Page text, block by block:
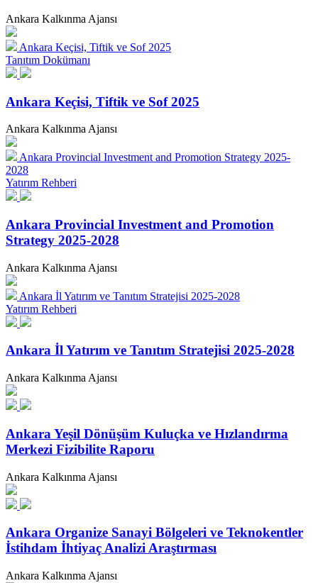
Ankara Kalkınma Ajansı
Ankara Keçisi, Tiftik ve Sof 2025
Tanıtım Dokümanı
Ankara Keçisi, Tiftik ve Sof 2025
Ankara Kalkınma Ajansı
Ankara Provincial Investment and Promotion Strategy 2025-
2028
Yatırım Rehberi
Ankara Provincial Investment and Promotion
Strategy 2025-2028
Ankara Kalkınma Ajansı
Ankara İl Yatırım ve Tanıtım Stratejisi 2025-2028
Yatırım Rehberi
Ankara İl Yatırım ve Tanıtım Stratejisi 2025-2028
Ankara Kalkınma Ajansı
Ankara Yeşil Dönüşüm Kuluçka ve Hızlandırma
Merkezi Fizibilite Raporu
Ankara Kalkınma Ajansı
Ankara Organize Sanayi Bölgeleri ve Teknokentler
İstihdam İhtiyaç Analizi Araştırması
Ankara Kalkınma Ajansı